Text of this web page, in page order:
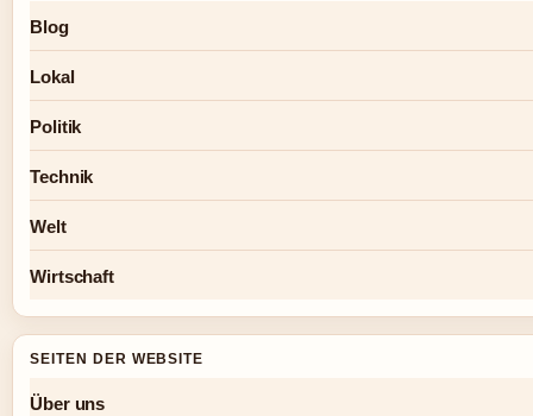
Blog
Lokal
Politik
Technik
Welt
Wirtschaft
SEITEN DER WEBSITE
Über uns